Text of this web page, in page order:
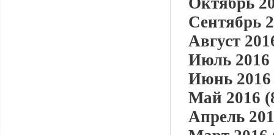
Сентябрь
Август
Июль 2016
Июнь 2016
Май 2016
Апрель